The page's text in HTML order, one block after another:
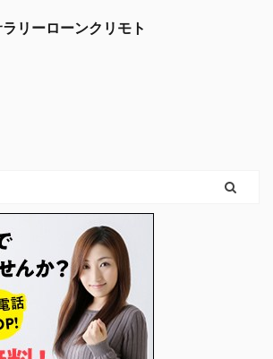
リーローンクリモト